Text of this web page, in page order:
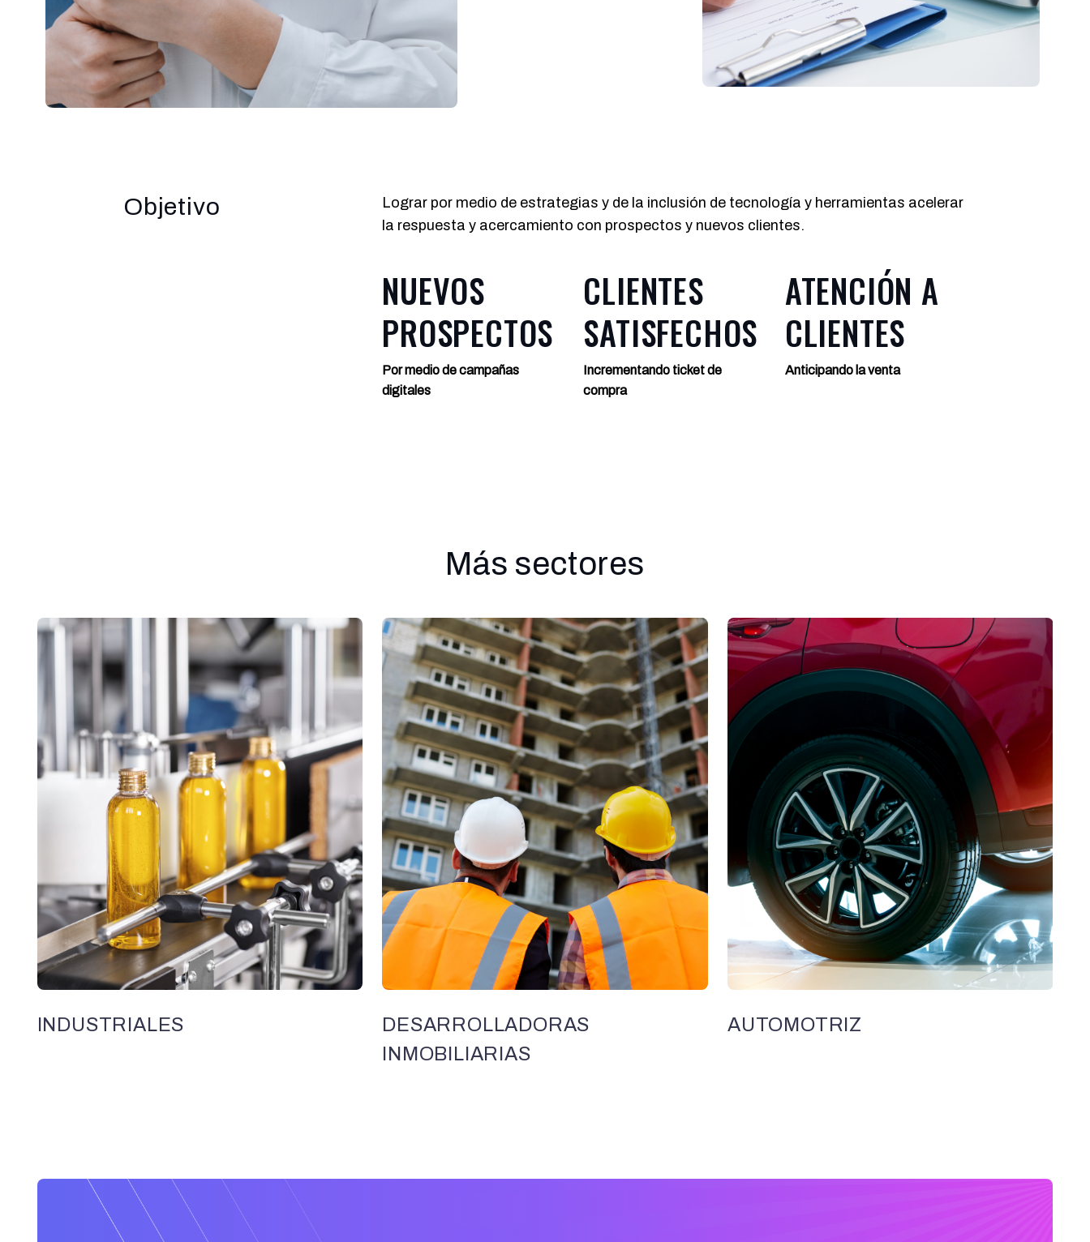
Objetivo
Lograr por medio de estrategias y de la inclusión de tecnología y herramientas acelerar
la respuesta y acercamiento con prospectos y nuevos clientes.
NUEVOS
PROSPECTOS
Por medio de campañas
digitales
CLIENTES
SATISFECHOS
Incrementando ticket de
compra
ATENCIÓN A
CLIENTES
Anticipando la venta
Más sectores
INDUSTRIALES
DESARROLLADORAS
INMOBILIARIAS
AUTOMOTRIZ